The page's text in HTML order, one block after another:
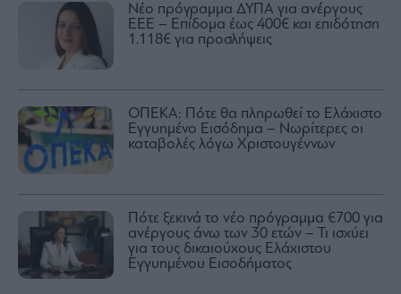
Νέο πρόγραμμα ΔΥΠΑ για ανέργους
ΕΕΕ – Επίδομα έως 400€ και επιδότηση
1.118€ για προσλήψεις
ΟΠΕΚΑ: Πότε θα πληρωθεί το Ελάχιστο
Εγγυημένο Εισόδημα – Νωρίτερες οι
καταβολές λόγω Χριστουγέννων
Πότε ξεκινά το νέο πρόγραμμα €700 για
ανέργους άνω των 30 ετών – Τι ισχύει
για τους δικαιούχους Ελάχιστου
Εγγυημένου Εισοδήματος